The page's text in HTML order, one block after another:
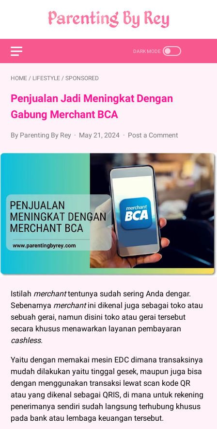
HOME / LIFESTYLE / SPONSORED
Penjualan Jadi Meningkat Dengan
Gabung Merchant BCA
By Parenting By Rey May 21, 2024 Post a Comment
Istilah merchanttentunya sudah sering Anda dengar.
Sebenarnya merchantini dikenal juga sebagai toko atau
sebuah gerai, namun disini toko atau gerai tersebut
secara khusus menawarkan layanan pembayaran
cashless.
Yaitu dengan memakai mesin EDC dimana transaksinya
mudah dilakukan yaitu tinggal gesek, maupun juga bisa
dengan menggunakan transaksi lewat scan kode QR
atau yang dikenal sebagai QRIS, di mana untuk rekening
penerimanya sendiri sudah langsung terhubung khusus
pada bank atau lembaga keuangan tersebut.